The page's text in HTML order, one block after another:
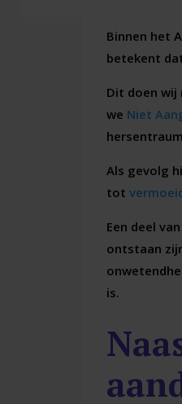
Binnen het
betekent
Dit doen wij
we Niet
Als gevolg
tot
Een deel
ontstaan
is.